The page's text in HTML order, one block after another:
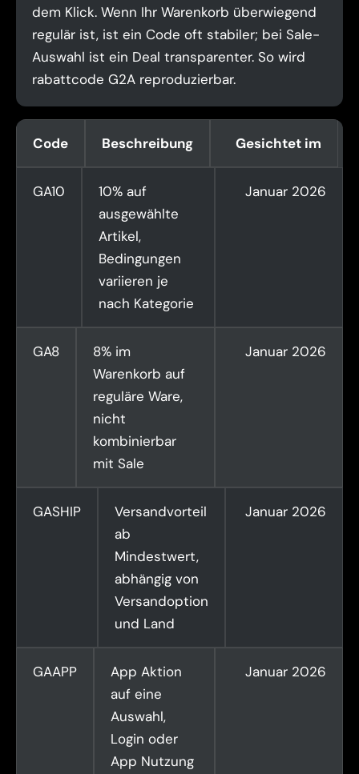
dem Klick. Wenn Ihr Warenkorb überwiegend
regulär ist, ist ein Code oft stabiler; bei Sale-
Auswahl ist ein Deal transparenter. So wird
rabattcode G2A reproduzierbar.
Code Beschreibung Gesichtet im
GA10
10% auf
ausgewählte
Artikel,
Bedingungen
variieren je
nach Kategorie
Januar 2026
GA8
8% im
Warenkorb auf
reguläre Ware,
nicht
kombinierbar
mit Sale
Januar 2026
GASHIP
Versandvorteil
ab
Mindestwert,
abhängig von
Versandoption
und Land
Januar 2026
GAAPP
App Aktion
auf eine
Auswahl,
Login oder
App Nutzung
Januar 2026